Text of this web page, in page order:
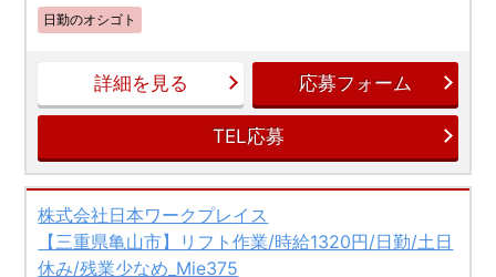
日勤のオシゴト
詳細を見る 応募フォーム
TEL応募
株式会社日本ワークプレイス
【三重県亀山市】リフト作業/時給1320円/日勤/土日
休み/残業少なめ_Mie375